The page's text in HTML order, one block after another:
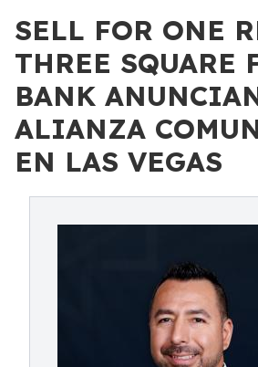
SELL FOR ONE
THREE SQUARE
BANK
ALIANZA
EN LAS VEGAS